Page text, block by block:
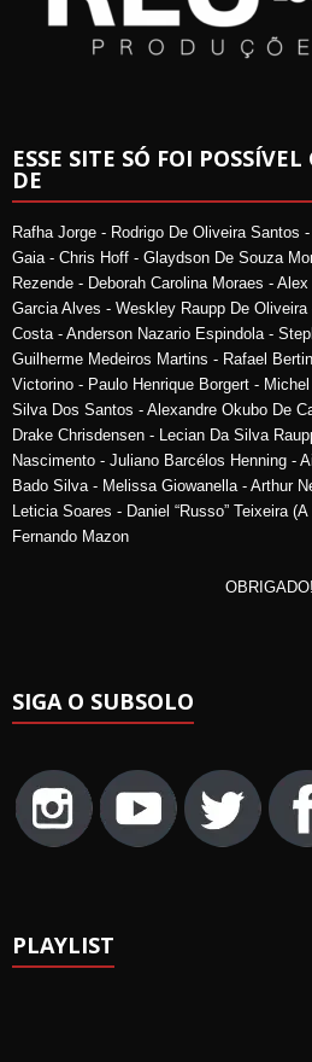
ESSE SITE SÓ FOI
DE
Rafha Jorge - Rodrigo De Oliveira Santos
Gaia - Chris Hoff - Glaydson De Souza
Rezende - Deborah Carolina Moraes -
Garcia Alves - Weskley Raupp De
Costa - Anderson Nazario Espindola -
Guilherme Medeiros Martins - Rafael
Victorino - Paulo Henrique Borgert -
Silva Dos Santos - Alexandre Okubo De
Drake Chrisdensen - Lecian Da Silva
Nascimento - Juliano Barcélos Henning -
Bado Silva - Melissa Giowanella - Arthur
Leticia Soares - Daniel “Russo” Teixeira
Fernando Mazon
OBRIGADO!
SIGA O SUBSOLO
PLAYLIST